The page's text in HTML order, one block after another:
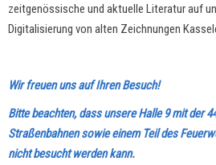
zeitgenössische und aktuelle Literatur auf
Digitalisierung von alten Zeichnungen
Wir freuen uns auf Ihren Besuch!
Bitte beachten, dass unsere Halle 9 mit der
Straßenbahnen sowie einem Teil des
nicht besucht werden kann.